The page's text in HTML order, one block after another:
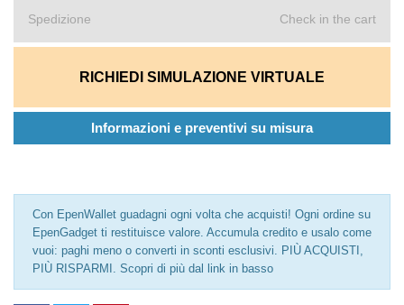
Spedizione Check in the cart
RICHIEDI SIMULAZIONE VIRTUALE
Informazioni e preventivi su misura
Con EpenWallet guadagni ogni volta che acquisti! Ogni ordine su
EpenGadget ti restituisce valore. Accumula credito e usalo come
vuoi: paghi meno o converti in sconti esclusivi. PIÙ ACQUISTI,
PIÙ RISPARMI. Scopri di più dal link in basso